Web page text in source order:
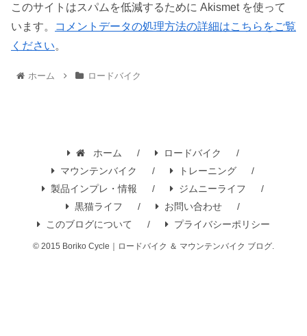
このサイトはスパムを低減するために Akismet を使って
います。
コメントデータの処理方法の詳細はこちらをご覧
ください。
ホーム ロードバイク
ホーム
ロードバイク
マウンテンバイク
トレーニング
製品インプレ・情報
ジムニーライフ
黒猫ライフ
お問い合わせ
このブログについて
プライバシーポリシー
© 2015 Boriko Cycle｜ロードバイク ＆ マウンテンバイク ブログ.